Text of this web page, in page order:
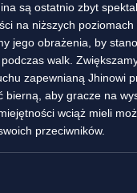
są ostatnio zbyt
na niższych poziomach
jego obrażenia, by
walk.
zapewnianą Jhinowi
bierną, aby gracze na
wciąż mieli
przeciwników.